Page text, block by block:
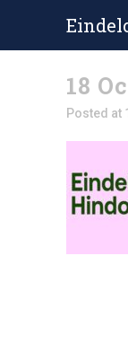
18
Posted at